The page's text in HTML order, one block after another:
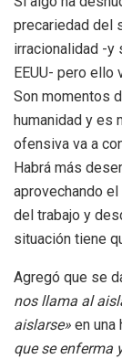
precariedad del
irracionalidad -y
EEUU- pero
Son momentos
humanidad y es
ofensiva va a
Habrá más
aprovechando el
del trabajo y
situación tiene
Agregó que se
nos llama al
aislarse» en una
que se enferma